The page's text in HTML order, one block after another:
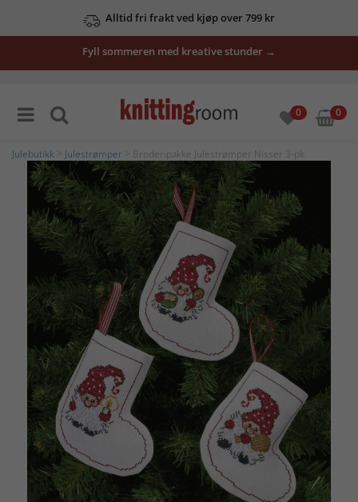
Alltid fri frakt ved kjøp over 799 kr
Fyll sommeren med kreative stunder →
0 0
Julebutikk Julestrømper > Broderipakke Julestrømper Nisser 3-pk